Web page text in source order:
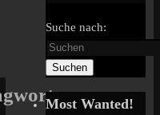
Suche nach:
Suchen
Most Wanted!